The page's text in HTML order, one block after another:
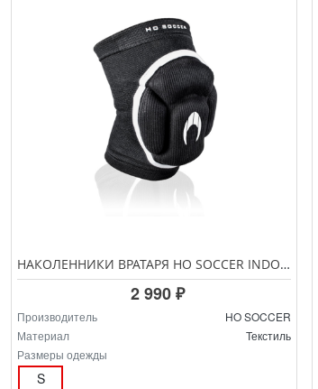
НАКОЛЕННИКИ ВРАТАРЯ HO SOCCER INDOOR PRO KNEE PAD 6039
2 990 ₽
Производитель
HO SOCCER
Материал
Текстиль
Размеры одежды
S